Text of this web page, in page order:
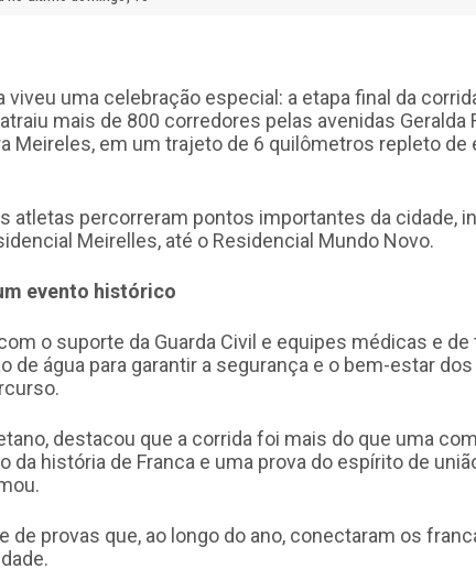
viveu uma celebração especial: a etapa final da
mais de 800 corredores pelas avenidas Geralda
Meireles, em um trajeto de 6 quilômetros repleto de
atletas percorreram pontos importantes da cidade,
Meirelles, até o Residencial Mundo Novo.
evento histórico
o suporte da Guarda Civil e equipes médicas e de
de água para garantir a segurança e o bem-estar dos
destacou que a corrida foi mais do que uma
da história de Franca e uma prova do espírito de
de provas que, ao longo do ano, conectaram os